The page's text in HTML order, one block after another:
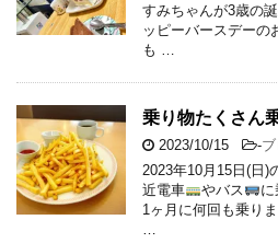
すみちゃんが3歳の
ッピーバースデーの
も …
乗り物たくさん
2023/10/15 -
2023年10月15日(日)
近電車
やバス
1ヶ月に何回も乗り